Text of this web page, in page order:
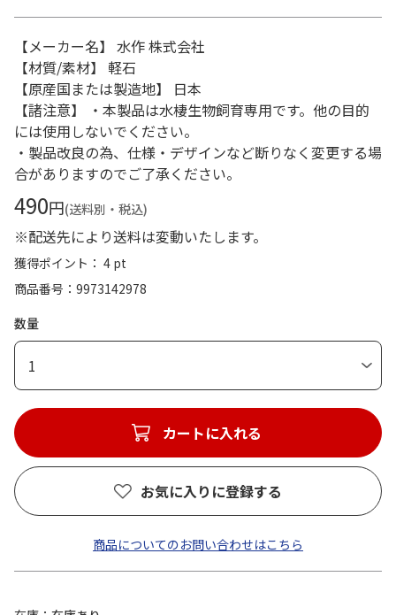
【メーカー名】 水作 株式会社
【材質/素材】 軽石
【原産国または製造地】 日本
【諸注意】 ・本製品は水棲生物飼育専用です。他の目的
には使用しないでください。
・製品改良の為、仕様・デザインなど断りなく変更する場
合がありますのでご了承ください。
490円(送料別・税込)
※配送先により送料は変動いたします。
獲得ポイント： 4 pt
商品番号
9973142978
数量
1
カートに入れる
お気に入りに登録する
商品についてのお問い合わせはこちら